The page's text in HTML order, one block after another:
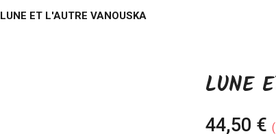
LUNE ET L'AUTRE VANOUSKA
LUNE
44,50 €